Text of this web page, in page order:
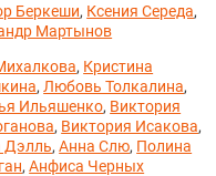
Беркеши, Ксения Середа,
Мартынов
, Кристина
, Любовь Толкалина,
Ильяшенко, Виктория
, Виктория Исакова,
Дэлль,Анна Слю, Полина
,Анфиса Черных